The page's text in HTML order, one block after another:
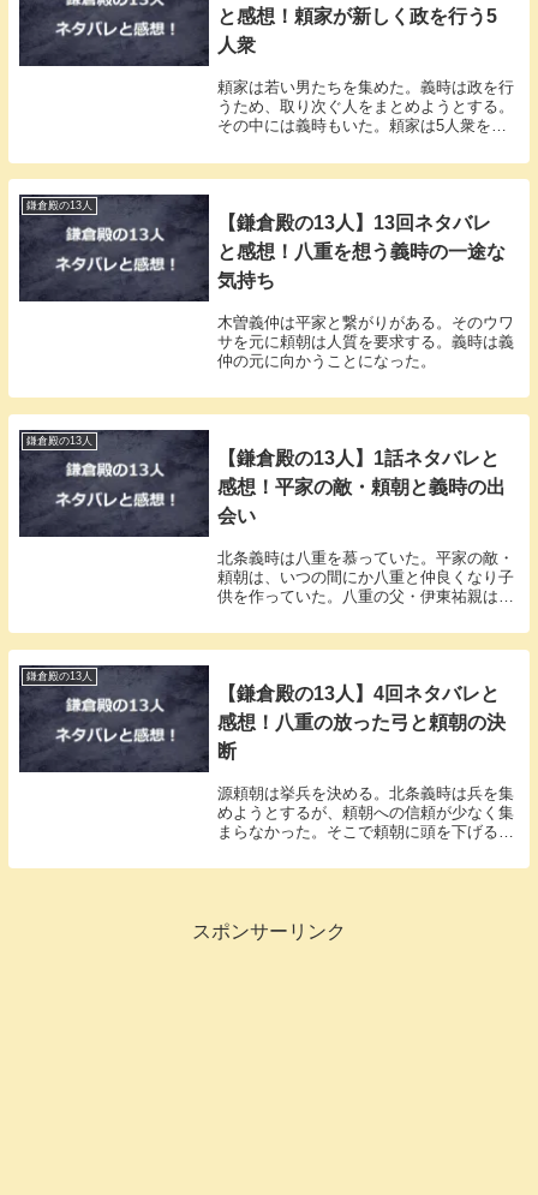
と感想！頼家が新しく政を行う5
人衆
頼家は若い男たちを集めた。義時は政を行
うため、取り次ぐ人をまとめようとする。
その中には義時もいた。頼家は5人衆を集
鎌倉殿の13人
【鎌倉殿の13人】13回ネタバレ
と感想！八重を想う義時の一途な
気持ち
木曽義仲は平家と繋がりがある。そのウワ
サを元に頼朝は人質を要求する。義時は義
仲の元に向かうことになった。
鎌倉殿の13人
【鎌倉殿の13人】1話ネタバレと
感想！平家の敵・頼朝と義時の出
会い
北条義時は八重を慕っていた。平家の敵・
頼朝は、いつの間にか八重と仲良くなり子
供を作っていた。八重の父・伊東祐親は怒
鎌倉殿の13人
【鎌倉殿の13人】4回ネタバレと
感想！八重の放った弓と頼朝の決
断
源頼朝は挙兵を決める。北条義時は兵を集
めようとするが、頼朝への信頼が少なく集
まらなかった。そこで頼朝に頭を下げるよ
スポンサーリンク